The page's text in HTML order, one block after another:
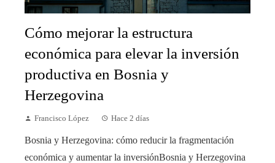
Cómo mejorar la estructura
económica para elevar la inversión
productiva en Bosnia y
Herzegovina
Francisco López Hace 2 días
Bosnia y Herzegovina: cómo reducir la fragmentación
económica y aumentar la inversiónBosnia y Herzegovina